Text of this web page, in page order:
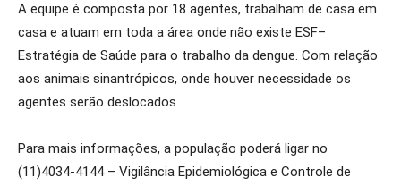
A equipe é composta por 18 agentes, trabalham de casa em
casa e atuam em toda a área onde não existe ESF–
Estratégia de Saúde para o trabalho da dengue. Com relação
aos animais sinantrópicos, onde houver necessidade os
agentes serão deslocados.
Para mais informações, a população poderá ligar no
(11)4034-4144 – Vigilância Epidemiológica e Controle de